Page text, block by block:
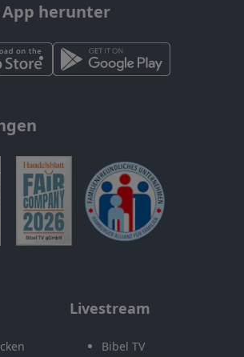
herunter
Livestream
Bibel TV